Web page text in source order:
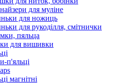
для муліне
для ножиць
для рукоділля, смітнички
пяльца
для вишивки
п'яльці
магнітні